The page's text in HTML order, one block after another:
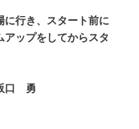
行き、スタート前に
アップをしてからスタ
口 勇